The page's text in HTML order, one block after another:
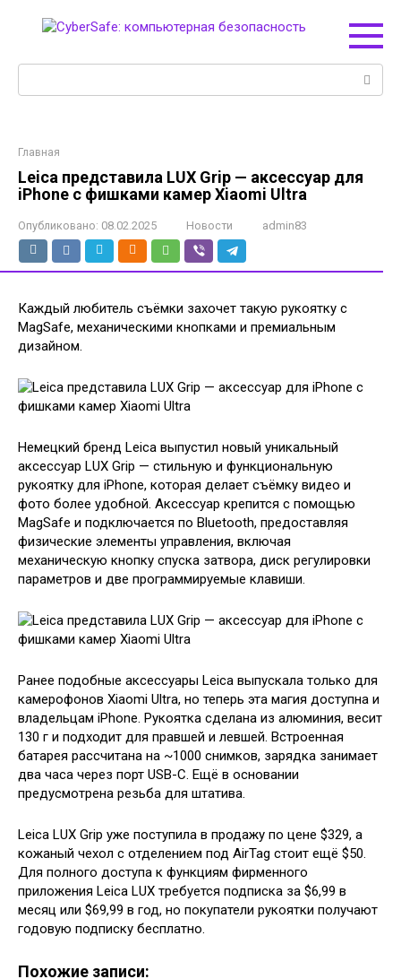
Главная
Leica представила LUX Grip — аксессуар для
iPhone с фишками камер Xiaomi Ultra
Опубликовано: 08.02.2025 Новости admin83
Каждый любитель съёмки захочет такую рукоятку с
MagSafe, механическими кнопками и премиальным
дизайном.
Немецкий бренд Leica выпустил новый уникальный
аксессуар LUX Grip — стильную и функциональную
рукоятку для iPhone, которая делает съёмку видео и
фото более удобной. Аксессуар крепится с помощью
MagSafe и подключается по Bluetooth, предоставляя
физические элементы управления, включая
механическую кнопку спуска затвора, диск регулировки
параметров и две программируемые клавиши.
Ранее подобные аксессуары Leica выпускала только для
камерофонов Xiaomi Ultra, но теперь эта магия доступна и
владельцам iPhone. Рукоятка сделана из алюминия, весит
130 г и подходит для правшей и левшей. Встроенная
батарея рассчитана на ~1000 снимков, зарядка занимает
два часа через порт USB-C. Ещё в основании
предусмотрена резьба для штатива.
Leica LUX Grip уже поступила в продажу по цене $329, а
кожаный чехол с отделением под AirTag стоит ещё $50.
Для полного доступа к функциям фирменного
приложения Leica LUX требуется подписка за $6,99 в
месяц или $69,99 в год, но покупатели рукоятки получают
годовую подписку бесплатно.
Похожие записи: